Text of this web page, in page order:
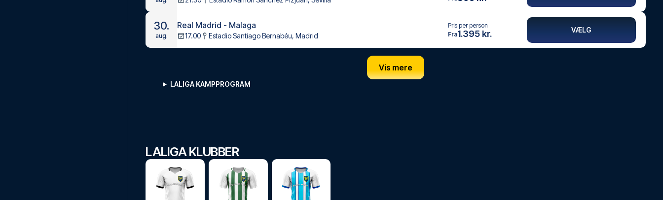
30.
aug.
Real Madrid - Malaga
17.00 Estadio Santiago Bernabéu, Madrid
Pris per person
Fra1.395 kr. VÆLG
Vis mere
LALIGA KAMPPROGRAM
LALIGA KLUBBER